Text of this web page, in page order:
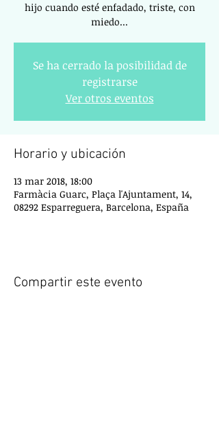
hijo cuando esté enfadado, triste, con
miedo...
Se ha cerrado la posibilidad de
registrarse
Ver otros eventos
Horario y ubicación
13 mar 2018, 18:00
Farmàcia Guarc, Plaça l'Ajuntament, 14,
08292 Esparreguera, Barcelona, España
Compartir este evento